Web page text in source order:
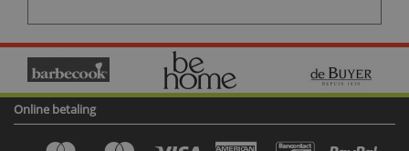
Online betaling